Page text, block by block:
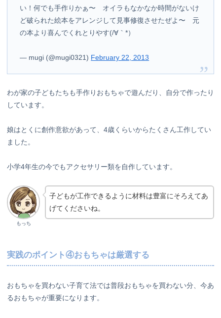
い！何でも手作りかぁ〜 オイラもなかなか時間がないけ
ど破られた絵本をアレンジして見事修復させたぜよ〜 元
の本より喜んでくれとりやす(/∀｀*）
— mugi (@mugi0321) February 22, 2013
わが家の子どもたちも手作りおもちゃで遊んだり、自分で作ったり
しています。
娘はとくに創作意欲があって、4歳くらいからたくさん工作してい
ました。
小学4年生の今でもアクセサリー類を自作しています。
もっち
子どもが工作できるように材料は豊富にそろえてあ
げてくださいね。
実践のポイント④おもちゃは厳選する
おもちゃを買わない子育て法では普段おもちゃを買わない分、今あ
るおもちゃが重要になります。